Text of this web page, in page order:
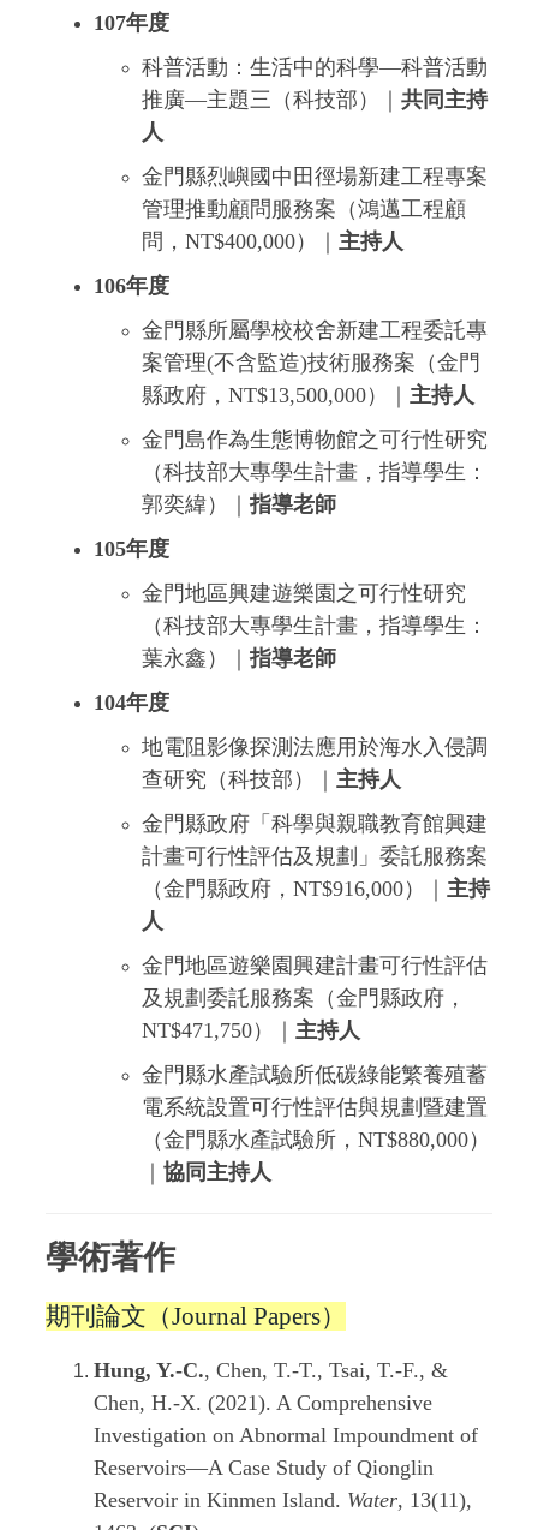
107年度
科普活動：生活中的科學—科普活動
推廣—主題三（科技部）｜ 共同主持
人
金門縣烈嶼國中田徑場新建工程專案
管理推動顧問服務案（鴻邁工程顧
問，NT$400,000）｜ 主持人
106年度
金門縣所屬學校校舍新建工程委託專
案管理(不含監造)技術服務案（金門
縣政府，NT$13,500,000）｜ 主持人
金門島作為生態博物館之可行性研究
（科技部大專學生計畫，指導學生：
郭奕緯）｜ 指導老師
105年度
金門地區興建遊樂園之可行性研究
（科技部大專學生計畫，指導學生：
葉永鑫）｜ 指導老師
104年度
地電阻影像探測法應用於海水入侵調
查研究（科技部）｜ 主持人
金門縣政府「科學與親職教育館興建
計畫可行性評估及規劃」委託服務案
（金門縣政府，NT$916,000）｜ 主持
人
金門地區遊樂園興建計畫可行性評估
及規劃委託服務案（金門縣政府，
NT$471,750）｜ 主持人
金門縣水產試驗所低碳綠能繁養殖蓄
電系統設置可行性評估與規劃暨建置
（金門縣水產試驗所，NT$880,000）
協同主持人
學術著作
期刊論文（Journal Papers）
Hung, Y.-C., Chen, T.-T., Tsai, T.-F., &
Chen, H.-X. (2021). A Comprehensive
Investigation on Abnormal Impoundment of
Reservoirs—A Case Study of Qionglin
Reservoir in Kinmen Island. Water, 13(11),